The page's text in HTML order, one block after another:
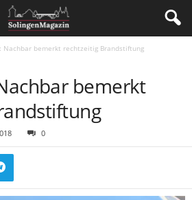
Nachbar bemerkt rechtzeitig Brandstiftung
bemerkt
0